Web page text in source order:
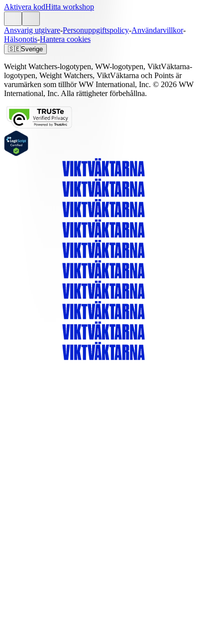
Aktivera kodHitta workshop
Ansvarig utgivare-Personuppgiftspolicy-Användarvillkor-
Hälsonotis-Hantera cookies
🇸🇪Sverige
Weight Watchers-logotypen, WW-logotypen, ViktVäktarna-
logotypen, Weight Watchers, ViktVäktarna och Points är
varumärken som tillhör WW International, Inc. © 2026 WW
International, Inc. Alla rättigheter förbehållna.